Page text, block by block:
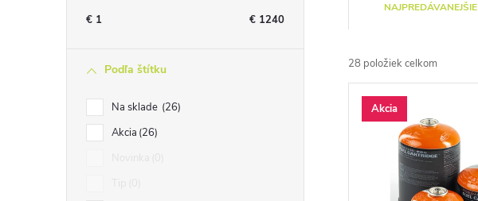
€ 1 € 1240
Podľa štítku
Na sklade 26
Akcia 26
a
d
e
NAJPREDÁVANEJŠIE
28 položiek celkom
VAkcia